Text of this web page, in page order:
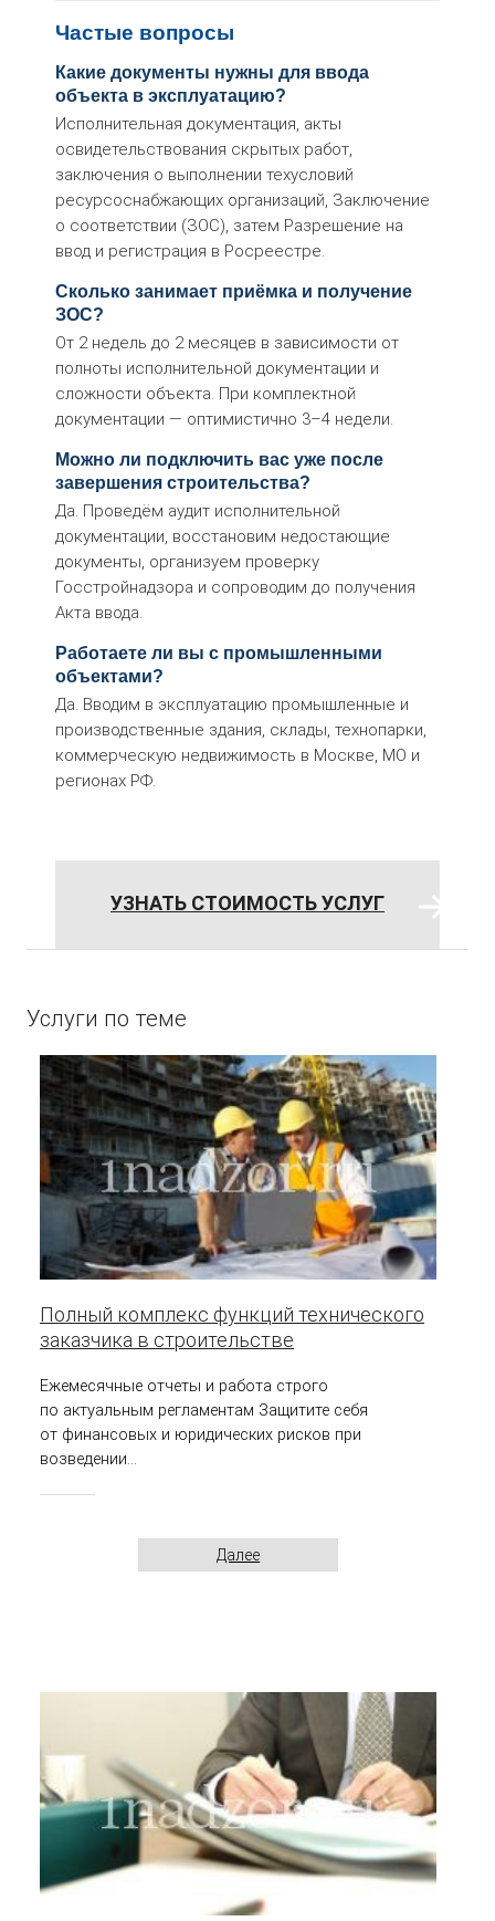
› Внутренний контроль качества
› Контроль качества строительных материалов
› Контроль качества строительных работ
› Контроль сроков выполнения работ
› Обследование зданий и сооружений
› Операционный контроль строительно монтажных
Частые вопросы
Какие документы нужны для ввода
объекта в эксплуатацию?
Исполнительная документация, акты
освидетельствования скрытых работ,
заключения о выполнении техусловий
ресурсоснабжающих организаций, Заключение
о соответствии (ЗОС), затем Разрешение на
ввод и регистрация в Росреестре.
Сколько занимает приёмка и получение
ЗОС?
От 2 недель до 2 месяцев в зависимости от
полноты исполнительной документации и
сложности объекта. При комплектной
документации — оптимистично 3–4 недели.
Можно ли подключить вас уже после
завершения строительства?
Да. Проведём аудит исполнительной
документации, восстановим недостающие
документы, организуем проверку
Госстройнадзора и сопроводим до получения
Акта ввода.
Работаете ли вы с промышленными
объектами?
Да. Вводим в эксплуатацию промышленные и
производственные здания, склады, технопарки,
коммерческую недвижимость в Москве, МО и
регионах РФ.
УЗНАТЬ СТОИМОСТЬ УСЛУГ
Услуги по теме
Полный комплекс функций технического
заказчика в строительстве
Ежемесячные отчеты и работа строго
по актуальным регламентам Защитите себя
от финансовых и юридических рисков при
возведении...
Далее